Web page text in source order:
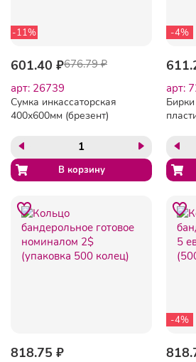
-11%
601.40 ₽676.79 ₽
арт: 26739
Сумка инкассаторская
400х600мм (брезент)
-4%
арт:
818.75 ₽
-4%